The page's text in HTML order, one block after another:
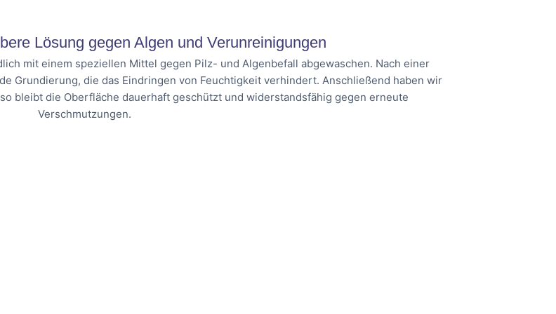
Lösung gegen Algen und Verunreinigungen
mit einem speziellen Mittel gegen Pilz- und Algenbefall abgewaschen. Nach einer
Grundierung, die das Eindringen von Feuchtigkeit verhindert. Anschließend haben wir
bleibt die Oberfläche dauerhaft geschützt und widerstandsfähig gegen erneute
Verschmutzungen.